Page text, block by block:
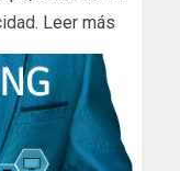
Leer más